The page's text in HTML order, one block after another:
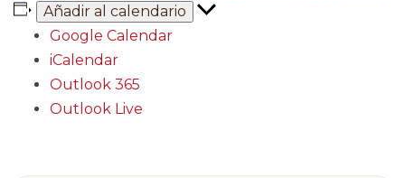
Añadir al calendario
Google Calendar
iCalendar
Outlook 365
Outlook Live